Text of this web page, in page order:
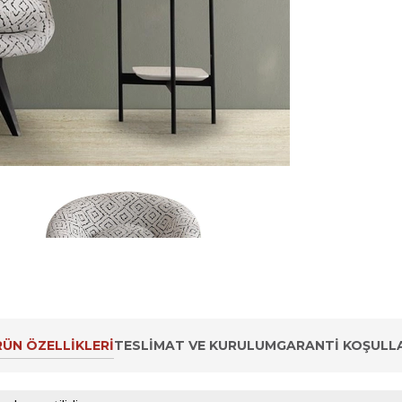
ÖZELLIKLERITESLIMAT VE KURULUMGARANTI